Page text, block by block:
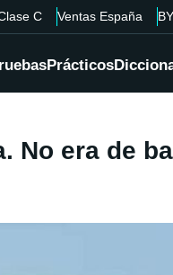
C Ventas España
Prácticos
No era de